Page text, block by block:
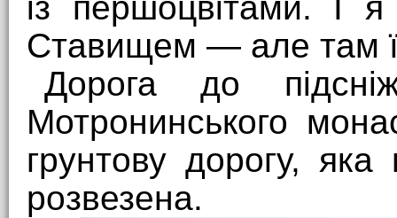
Ставищем — але там
Дорога до
Мотронинського
грунтову дорогу,
розвезена.